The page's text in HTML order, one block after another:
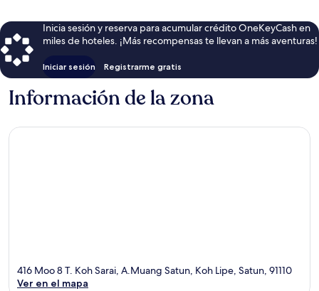
Inicia sesión y reserva para acumular crédito OneKeyCash en
miles de hoteles. ¡Más recompensas te llevan a más aventuras!
Iniciar sesión Registrarme gratis
Información de la zona
416 Moo 8 T. Koh Sarai, A.Muang Satun, Koh Lipe, Satun, 91110
Ver en el mapa